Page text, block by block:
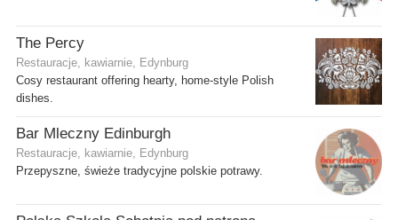
The Percy
Restauracje, kawiarnie, Edynburg
Cosy restaurant offering hearty, home-style Polish
dishes.
Bar Mleczny Edinburgh
Restauracje, kawiarnie, Edynburg
Przepyszne, świeże tradycyjne polskie potrawy.